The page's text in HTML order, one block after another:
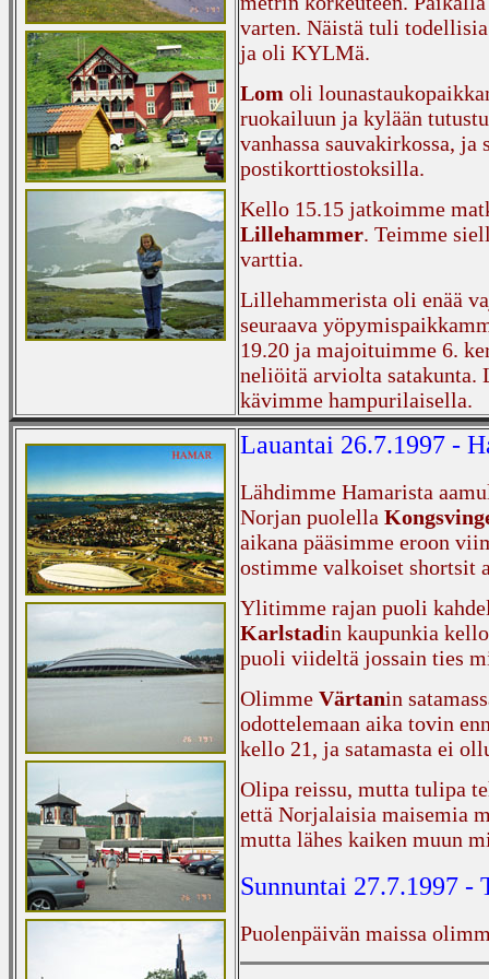
varten. Näistä tuli
ja oli KYLMä.
Lom oli
ruokailuun ja kylään
vanhassa sauvakirkossa,
postikorttiostoksilla.
Kello 15.15 jatkoimme
Lillehammer. Teimme
varttia.
Lillehammerista oli enää
seuraava
19.20 ja majoituimme 6.
neliöitä arviolta satakunta.
kävimme hampurilaisella.
Lauantai 26.7.1997 -
Lähdimme Hamarista
Norjan puolella
aikana pääsimme eroon
ostimme valkoiset shortsit
Ylitimme rajan puoli
Karlstadin kaupunkia
puoli viideltä jossain ties
Olimme Värtanin
odottelemaan aika tovin
kello 21, ja satamasta ei
Olipa reissu, mutta tulipa
että Norjalaisia maisemia
mutta lähes kaiken muun
Sunnuntai 27.7.1997 -
Puolenpäivän maissa